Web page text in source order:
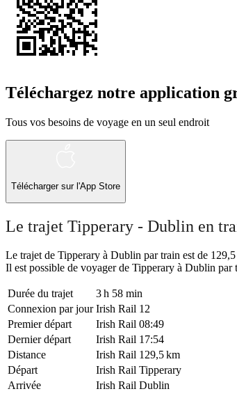
Téléchargez notre application
Tous vos besoins de voyage en un seul endroit
Télécharger sur l'App Store
Le trajet Tipperary - Dublin en
Le trajet de Tipperary à Dublin par train est de
Il est possible de voyager de Tipperary à Dublin
Durée du trajet
3 h 58 min
Connexion par jour Irish Rail 12
Premier départ
Irish Rail 08:49
Dernier départ
Irish Rail 17:54
Distance
Irish Rail 129,5 km
Départ
Irish Rail Tipperary
Arrivée
Irish Rail Dublin